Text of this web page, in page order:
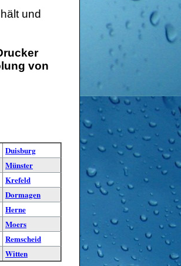
und
von
Duisburg
Münster
Krefeld
Dormagen
Herne
Moers
Remscheid
Witten